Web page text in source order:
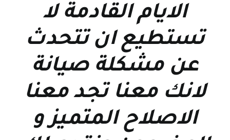
الايام القادمة لا
تستطيع ان تتحدث
عن مشكلة صيانة
لانك معنا تجد معنا
الاصلاح المتميز و